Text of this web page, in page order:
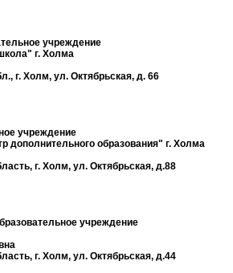
учреждение
г. Холма
г. Холм, ул. Октябрьская, д. 66
учреждение
дополнительного образования" г. Холма
г. Холм, ул. Октябрьская, д.88
учреждение
г. Холм, ул. Октябрьская, д.44